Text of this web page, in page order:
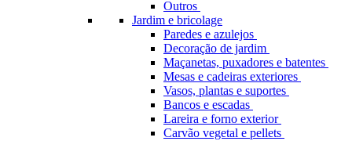
Outros
Jardim e bricolage
Paredes e azulejos
Decoração de jardim
Maçanetas, puxadores e batentes
Mesas e cadeiras exteriores
Vasos, plantas e suportes
Bancos e escadas
Lareira e forno exterior
Carvão vegetal e pellets